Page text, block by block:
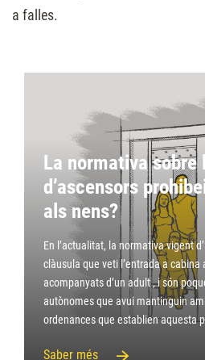
a falles.
La normativa sobre
d’ascensors
als nens?
En l’actualitat, la normativa vigent
clàusula que veti l’entrada a cabina
acompanyats d’un adult , i són
autònomes que avui mantinguin
ordenances que establien aquesta
Saber més